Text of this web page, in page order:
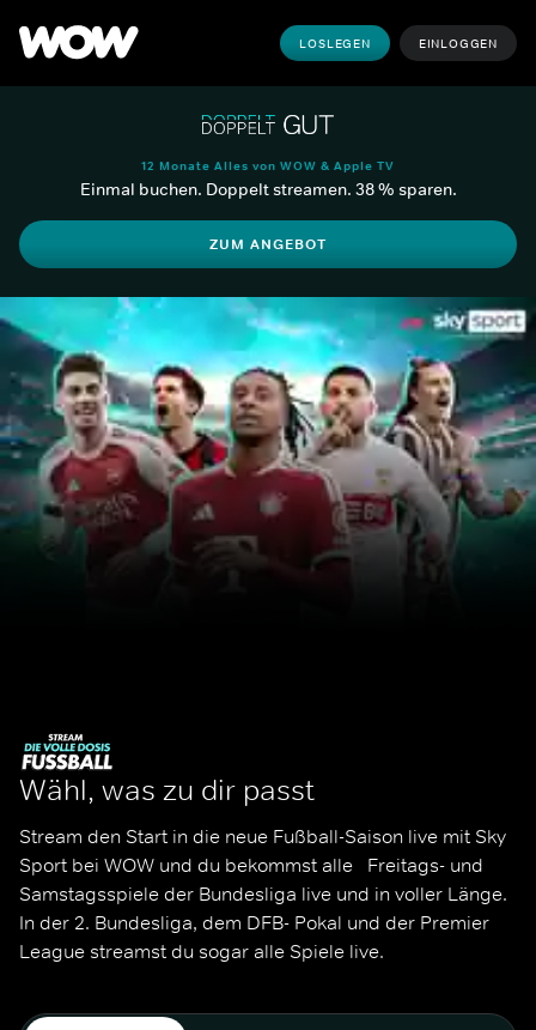
LOSLEGEN EINLOGGEN
12 Monate Alles von WOW & Apple TV
Einmal buchen. Doppelt streamen. 38 % sparen.
ZUM ANGEBOT
Wähl, was zu dir passt
Stream den Start in die neue Fußball-Saison live mit Sky
Sport bei WOW und du bekommst alle   Freitags- und
Samstagsspiele der Bundesliga live und in voller Länge.
In der 2. Bundesliga, dem DFB- Pokal und der Premier
League streamst du sogar alle Spiele live.